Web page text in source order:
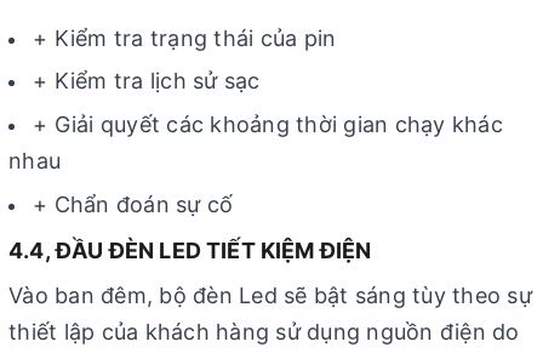
+ Kiểm tra trạng thái của pin
+ Kiểm tra lịch sử sạc
+ Giải quyết các khoảng thời gian chạy khác
nhau
+ Chẩn đoán sự cố
4.4, ĐẦU ĐÈN LED TIẾT KIỆM ĐIỆN
Vào ban đêm, bộ đèn Led sẽ bật sáng tùy theo sự
thiết lập của khách hàng sử dụng nguồn điện do